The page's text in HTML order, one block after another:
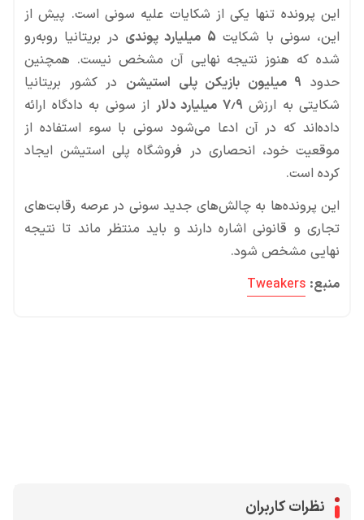
این پرونده تنها یکی از شکایات علیه سونی است. پیش از
این، سونی با شکایت 5 میلیارد پوندی
در بریتانیا روبه‌رو
شده که هنوز نتیجه نهایی آن مشخص نیست. همچنین
حدود 9 میلیون بازیکن پلی استیشن
در کشور بریتانیا
شکایتی به ارزش 7.9 میلیارد دلار
از سونی به دادگاه ارائه
داده‌اند که در آن ادعا می‌شود سونی با سوء استفاده از
موقعیت خود، انحصاری در فروشگاه پلی استیشن ایجاد
کرده است.
این پرونده‌ها به چالش‌های جدید سونی در عرصه رقابت‌های
تجاری و قانونی اشاره دارند و باید منتظر ماند تا نتیجه
نهایی مشخص شود.
منبع: Tweakers
نظرات کاربران